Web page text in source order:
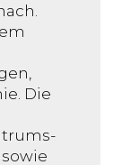
Die